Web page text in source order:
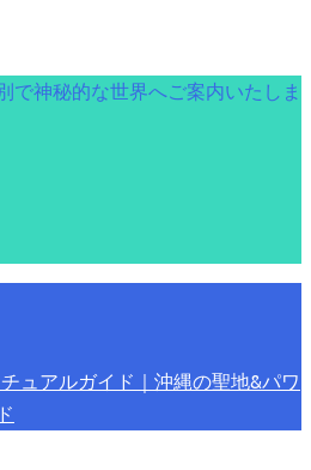
で神秘的な世界へご案内いたしま
ュアルガイド｜沖縄の聖地&パワ